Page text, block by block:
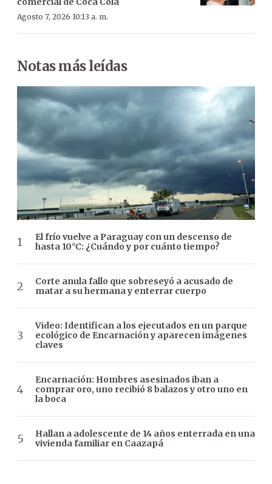
Agosto 7, 2026 10:13 a. m.
Notas más leídas
El frío vuelve a Paraguay con un descenso de
hasta 10°C: ¿Cuándo y por cuánto tiempo?
Corte anula fallo que sobreseyó a acusado de
matar a su hermana y enterrar cuerpo
Video: Identifican a los ejecutados en un parque
ecológico de Encarnación y aparecen imágenes
claves
Encarnación: Hombres asesinados iban a
comprar oro, uno recibió 8 balazos y otro uno en
la boca
Hallan a adolescente de 14 años enterrada en una
vivienda familiar en Caazapá